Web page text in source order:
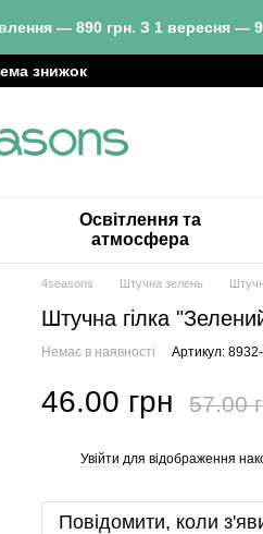
— 890 грн. З 1 вересня —
знижок
Освітлення та
атмосфера
4seasons Штучна зелень
Штучна гілка
Немає в наявності Артикул:
46.00 грн 57.00
Увійти для відображення
Повідомити, коли